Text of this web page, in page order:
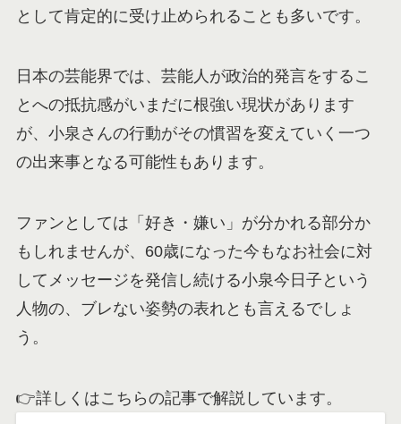
として肯定的に受け止められることも多いです。
日本の芸能界では、芸能人が政治的発言をするこ
とへの抵抗感がいまだに根強い現状があります
が、小泉さんの行動がその慣習を変えていく一つ
の出来事となる可能性もあります。
ファンとしては「好き・嫌い」が分かれる部分か
もしれませんが、60歳になった今もなお社会に対
してメッセージを発信し続ける小泉今日子という
人物の、ブレない姿勢の表れとも言えるでしょ
う。
👉詳しくはこちらの記事で解説しています。